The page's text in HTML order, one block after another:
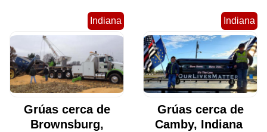
Indiana
Grúas cerca de
Brownsburg,
Indiana
Grúas cerca de
Camby, Indiana